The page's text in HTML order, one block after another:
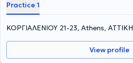
Practice 1
ΚΟΡΓΙΑΛΕΝΙΟΥ 21-23, Athens, ΑΤΤΙΚΗ
View profile